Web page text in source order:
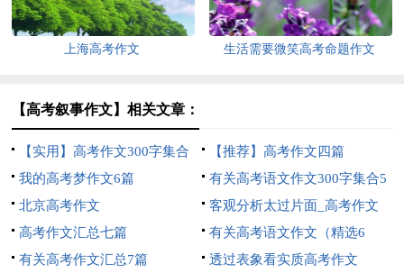
上海高考作文 生活需要微笑高考命题作文
【高考叙事作文】相关文章：
【实用】高考作文300字集合
八篇
【推荐】高考作文四篇
我的高考梦作文6篇
有关高考语文作文300字集合5
篇
北京高考作文
客观分析太过片面_高考作文
高考作文汇总七篇
有关高考语文作文（精选6
篇）
有关高考作文汇总7篇 透过表象看实质高考作文